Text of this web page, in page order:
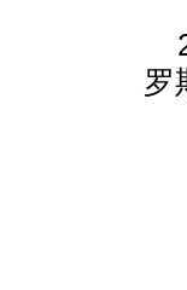
罗